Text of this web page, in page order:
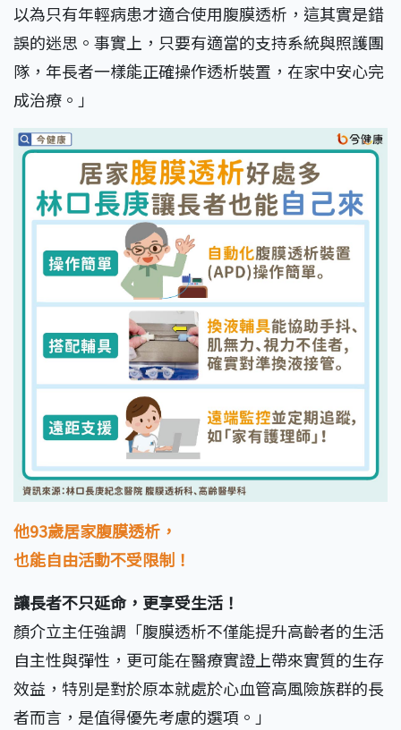
以為只有年輕病患才適合使用腹膜透析，這其實是錯
誤的迷思。事實上，只要有適當的支持系統與照護團
隊，年長者一樣能正確操作透析裝置，在家中安心完
成治療。」
他93歲居家腹膜透析，
也能自由活動不受限制！
讓長者不只延命，更享受生活！
顏介立主任強調「腹膜透析不僅能提升高齡者的生活
自主性與彈性，更可能在醫療實證上帶來實質的生存
效益，特別是對於原本就處於心血管高風險族群的長
者而言，是值得優先考慮的選項。」